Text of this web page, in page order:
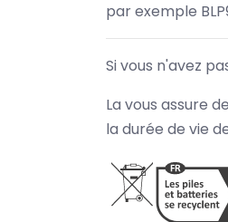
par exemple
Si vous n'avez
La vous assure
la durée de vie